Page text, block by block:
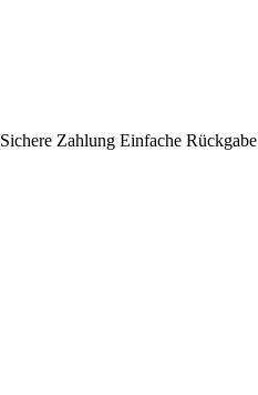
Sichere Zahlung Einfache Rückgabe